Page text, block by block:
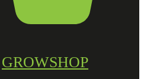
GROWSHOP